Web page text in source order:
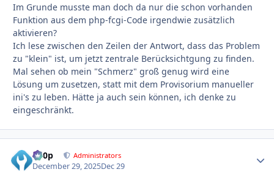
Im Grunde musste man doch da nur die schon vorhanden
Funktion aus dem php-fcgi-Code irgendwie zusätzlich
aktivieren?
Ich lese zwischen den Zeilen der Antwort, dass das Problem
zu "klein" ist, um jetzt zentrale Berücksichtgung zu finden.
Mal sehen ob mein "Schmerz" groß genug wird eine
Lösung um zusetzen, statt mit dem Provisorium manueller
ini's zu leben. Hätte ja auch sein können, ich denke zu
eingeschränkt.
d00p Administrators
December 29, 2025Dec 29